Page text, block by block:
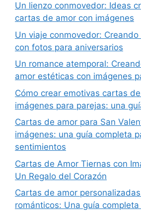
Un lienzo conmovedor: Ideas
cartas de amor con imágenes
Un viaje conmovedor:
con fotos para aniversarios
Un romance atemporal:
amor estéticas con imágenes
Cómo crear emotivas cartas
imágenes para parejas: una
Cartas de amor para San
imágenes: una guía completa
sentimientos
Cartas de Amor Tiernas con
Un Regalo del Corazón
Cartas de amor
románticos: Una guía